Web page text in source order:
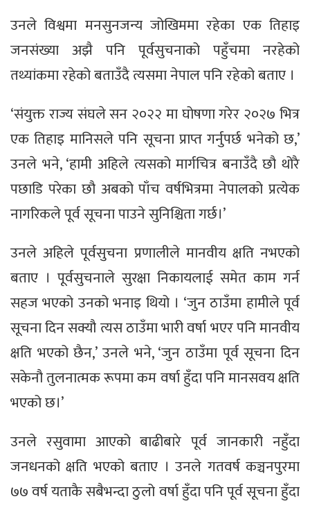
उनले विश्वमा मनसुनजन्य जोखिममा रहेका एक तिहाइ
जनसंख्या अझै पनि पूर्वसुचनाको पहुँचमा नरहेको
तथ्यांकमा रहेको बताउँदै त्यसमा नेपाल पनि रहेको बताए ।
‘संयुक्त राज्य संघले सन २०२२ मा घोषणा गरेर २०२७ भित्र
एक तिहाइ मानिसले पनि सूचना प्राप्त गर्नुपर्छ भनेको छ,’
उनले भने, ‘हामी अहिले त्यसको मार्गचित्र बनाउँदै छौ थोरै
पछाडि परेका छौ अबको पाँच वर्षभित्रमा नेपालको प्रत्येक
नागरिकले पूर्व सूचना पाउने सुनिश्चिता गर्छ।’
उनले अहिले पूर्वसुचना प्रणालीले मानवीय क्षति नभएको
बताए । पूर्वसुचनाले सुरक्षा निकायलाई समेत काम गर्न
सहज भएको उनको भनाइ थियो । ‘जुन ठाउँमा हामीले पूर्व
सूचना दिन सक्यौ त्यस ठाउँमा भारी वर्षा भएर पनि मानवीय
क्षति भएको छैन,’ उनले भने, ‘जुन ठाउँमा पूर्व सूचना दिन
सकेनौ तुलनात्मक रूपमा कम वर्षा हुँदा पनि मानसवय क्षति
भएको छ।’
उनले रसुवामा आएको बाढीबारे पूर्व जानकारी नहुँदा
जनधनको क्षति भएको बताए । उनले गतवर्ष कञ्चनपुरमा
७७ वर्ष यताकै सबैभन्दा ठुलो वर्षा हुँदा पनि पूर्व सूचना हुँदा